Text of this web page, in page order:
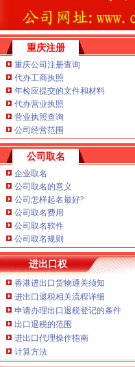
）
司 渝江 （工商注册）
（工商注册）
名字？_百度知道
聘信息_电话_地址-58
购物狂
重庆19楼
聊吧！
临江门玻璃清洁,清洁
市吧街景地图
交易网
信息_电话_地址-中华英
务会计_商贸服务网络服
制造网,武汉网通知
-法律咨询上中顾法律网
什么要求-太原58同城
科
重庆注册
重庆公司注册查询
代办工商执照
年检应提交的文件和材料
代办营业执照
营业执照查询
公司经营范围
公司取名
企业取名
公司取名的意义
公司怎样起名最好?
公司取名费用
公司取名软件
公司取名规则
进出口权
香港进出口货物通关须知
进出口退税相关流程详细
申请办理出口退税登记的条件
出口退税的范围
进出口代理操作指南
计算方法